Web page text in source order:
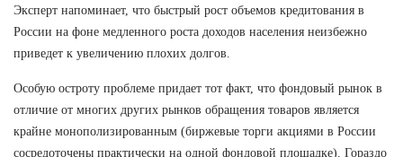
Эксперт напоминает, что быстрый рост объемов кредитования в
России на фоне медленного роста доходов населения неизбежно
приведет к увеличению плохих долгов.
Особую остроту проблеме придает тот факт, что фондовый рынок в
отличие от многих других рынков обращения товаров является
крайне монополизированным (биржевые торги акциями в России
сосредоточены практически на одной фондовой площадке). Гораздо